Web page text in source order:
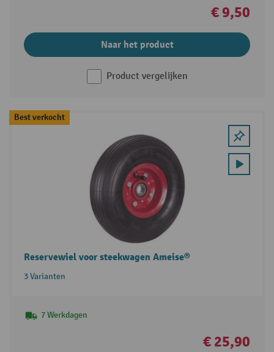
€ 9,50
Naar het product
Product vergelijken
Best verkocht
Reservewiel voor steekwagen Ameise®
3 Varianten
7 Werkdagen
€ 25,90